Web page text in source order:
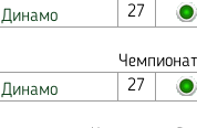
Динамо 27
Динамо 27